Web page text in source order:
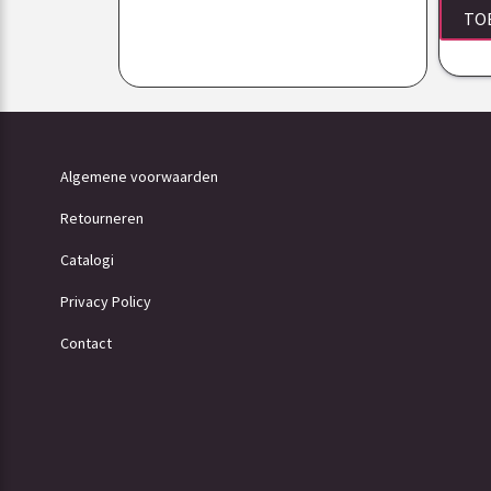
Algemene voorwaarden
Retourneren
Catalogi
Privacy Policy
Contact